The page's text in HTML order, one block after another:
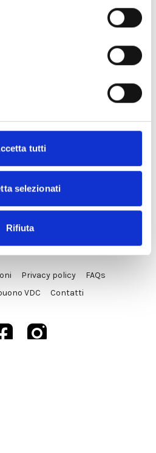
tutti
selezionati
Rifiuta
Privacy policy
FAQs
VDC
Contatti